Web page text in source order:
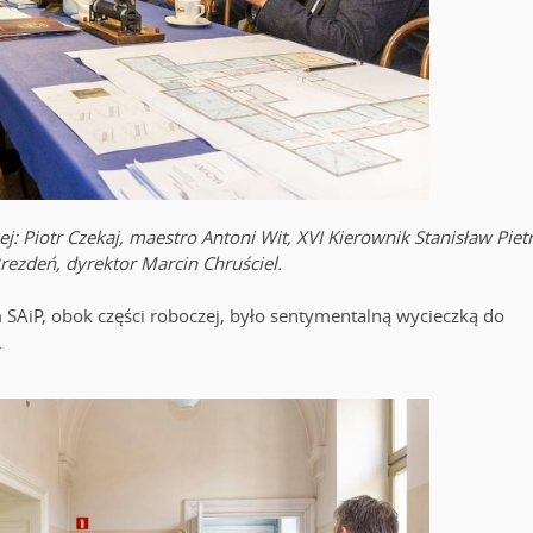
Czekaj, maestro Antoni Wit, XVI Kierownik Stanisław
dyrektor Marcin Chruściel.
obok części roboczej, było sentymentalną wycieczką do